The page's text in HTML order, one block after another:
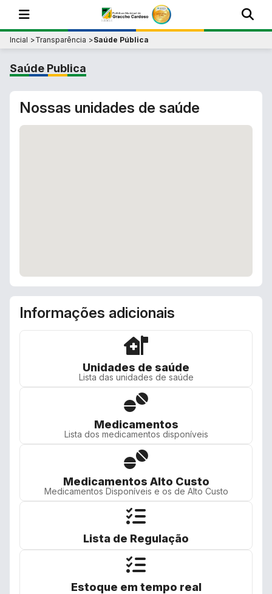
Incial Transparência Saúde Pública
Saúde Publica
Nossas unidades de saúde
Informações adicionais
Unidades de saúde
Lista das unidades de saúde
Medicamentos
Lista dos medicamentos disponíveis
Medicamentos Alto Custo
Medicamentos Disponíveis e os de Alto Custo
Lista de Regulação
Estoque em tempo real